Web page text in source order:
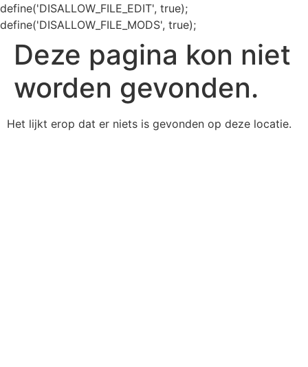
define('DISALLOW_FILE_EDIT', true);
define('DISALLOW_FILE_MODS', true);
Deze pagina kon niet
worden gevonden.
Het lijkt erop dat er niets is gevonden op deze locatie.